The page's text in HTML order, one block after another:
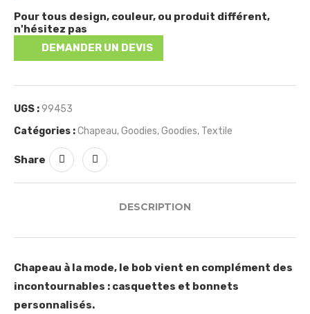
Pour tous design, couleur, ou produit différent,
n'hésitez pas
DEMANDER UN DEVIS
UGS :99453
Catégories :Chapeau,Goodies,Goodies, Textile
Share
DESCRIPTION
Chapeau à la mode, le bob vient en complément des
incontournables : casquettes et bonnets
personnalisés.